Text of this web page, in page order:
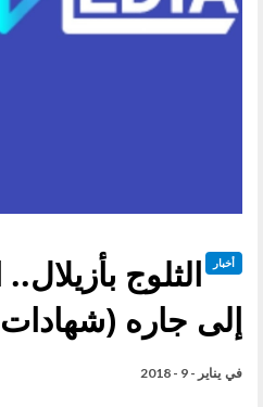
أخبار
الثلوج
إلى جاره
في يناير - 9 - 2018